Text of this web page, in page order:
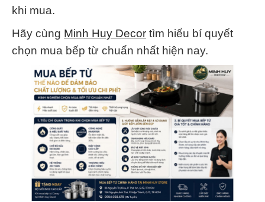
khi mua.
Hãy cùng Minh Huy Decor tìm hiểu bí quyết
chọn mua bếp từ chuẩn nhất hiện nay.